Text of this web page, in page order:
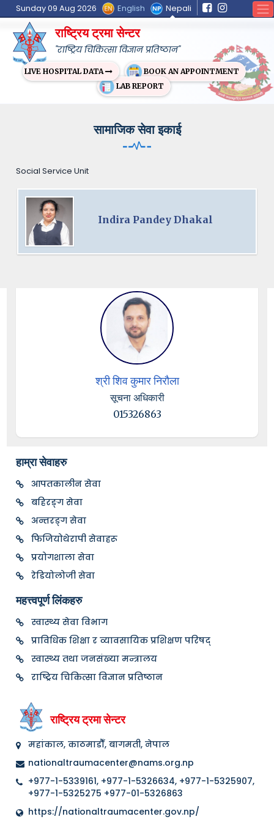
Sunday 09 Aug 2026 English Nepali
राष्ट्रिय ट्रमा सेन्टर
"राष्ट्रिय चिकित्सा विज्ञान प्रतिष्ठान"
LIVE HOSPITAL DATA
BOOK AN APPOINTMENT
LAB REPORT
सामाजिक सेवा इकाई
Social Service Unit
Indira Pandey Dhakal
श्री शिव कुमार निरौला
सूचना अधिकारी
015326863
हाम्रा सेवाहरु
आपतकालीन सेवा
बहिरङ्ग सेवा
अन्तरङ्ग सेवा
फिजियोथेरापी सेवाहरू
प्रयोगशाला सेवा
रेडियोलोजी सेवा
महत्त्वपूर्ण लिंकहरु
स्वास्थ्य सेवा विभाग
प्राविधिक शिक्षा र व्यावसायिक प्रशिक्षण परिषद्
स्वास्थ्य तथा जनसंख्या मन्त्रालय
राष्ट्रिय चिकित्सा विज्ञान प्रतिष्ठान
राष्ट्रिय ट्रमा सेन्टर
महांकाल, काठमाडौँ, बागमती, नेपाल
nationaltraumacenter@nams.org.np
+977-1-5339161, +977-1-5326634, +977-1-5325907,
+977-1-5325275 +977-01-5326863
https://nationaltraumacenter.gov.np/